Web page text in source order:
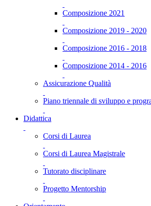
Composizione 2021
Composizione 2019 - 2020
Composizione 2016 - 2018
Composizione 2014 - 2016
Assicurazione Qualità
Piano triennale di sviluppo e
Didattica
Corsi di Laurea
Corsi di Laurea Magistrale
Tutorato disciplinare
Progetto Mentorship